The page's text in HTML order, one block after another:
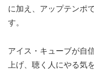
に加え、アップテンポ
す。
アイス・キューブが自
上げ、聴く人にやる気